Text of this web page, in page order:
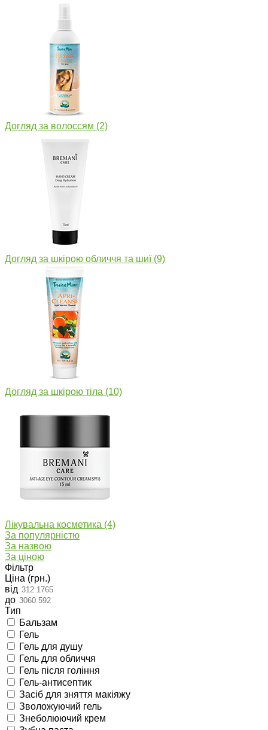
Догляд за волоссям (2)
Догляд за шкірою обличчя та шиї (9)
Догляд за шкірою тіла (10)
Лікувальна косметика (4)
За популярністю
За назвою
За ціною
Фільтр
Ціна (грн.)
від
до
Тип
Бальзам
Гель
Гель для душу
Гель для обличчя
Гель після гоління
Гель-антисептик
Засіб для зняття макіяжу
Зволожуючий гель
Знеболюючий крем